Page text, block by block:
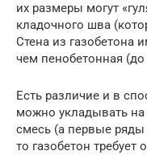
их размеры могут
кладочного шва
Стена из газобетона
чем пенобетонная
Есть различие и в
можно укладывать
смесь (а первые
то газобетон